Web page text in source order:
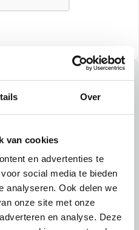
Over
van cookies
en advertenties te
social media te bieden
analyseren. Ook delen we
onze site met onze
en analyse. Deze
en geef de volgende
werkzoekend